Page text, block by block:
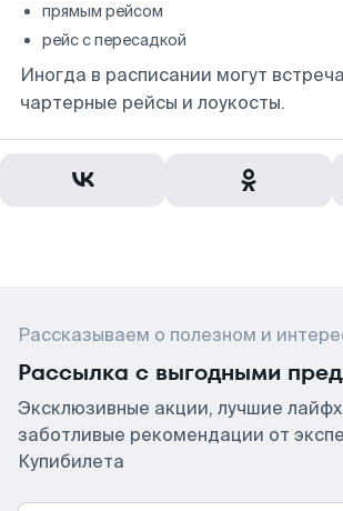
прямым рейсом
рейс с пересадкой
Иногда в расписании могут
чартерные рейсы и лоукосты.
Рассказываем о полезном и
Рассылка с выгодными
Эксклюзивные акции, лучшие
заботливые рекомендации от
Купибилета